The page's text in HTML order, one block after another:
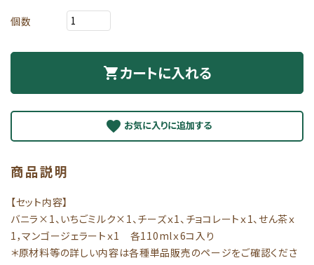
個数
shopping_cartカートに入れる
favorite
商品説明
【セット内容】
バニラ×1、いちごミルク×1、チーズｘ1、チョコレートｘ1、せん茶ｘ
1，マンゴージェラートｘ1 各110mlｘ6コ入り
＊原材料等の詳しい内容は各種単品販売のページをご確認くださ